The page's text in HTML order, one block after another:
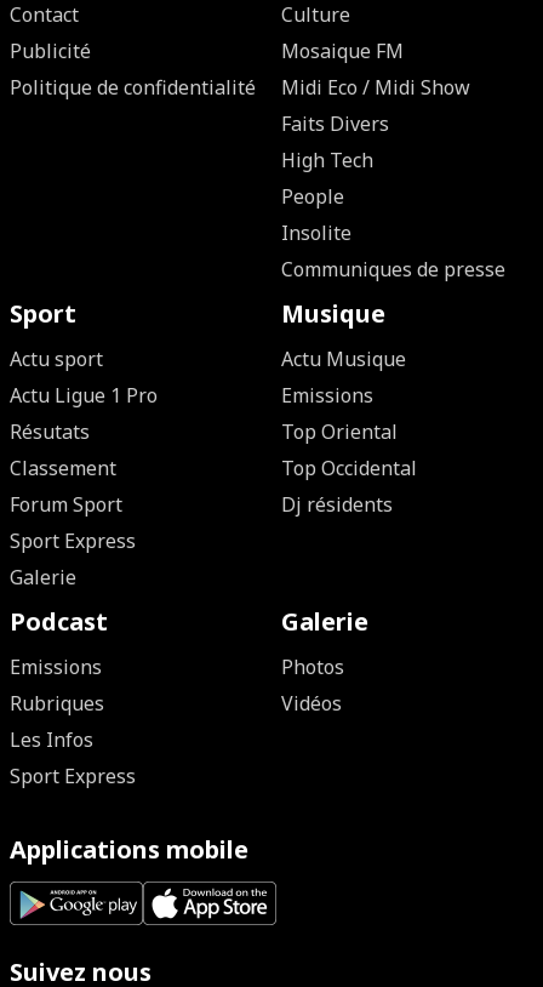
Contact
Publicité
Politique de confidentialité
Culture
Mosaique FM
Midi Eco / Midi Show
Faits Divers
High Tech
People
Insolite
Communiques de presse
Sport
Actu sport
Actu Ligue 1 Pro
Résutats
Classement
Forum Sport
Sport Express
Galerie
Musique
Actu Musique
Emissions
Top Oriental
Top Occidental
Dj résidents
Podcast
Emissions
Rubriques
Les Infos
Sport Express
Galerie
Photos
Vidéos
Applications mobile
Suivez nous